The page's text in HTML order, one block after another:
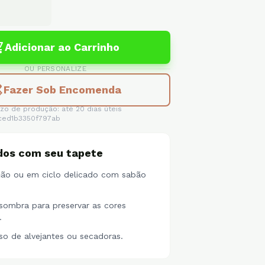
Adicionar ao Carrinho
OU PERSONALIZE
Fazer Sob Encomenda
de produção: até 20 dias úteis
com seu tapete
ou em ciclo delicado com sabão
para preservar as cores
de alvejantes ou secadoras.